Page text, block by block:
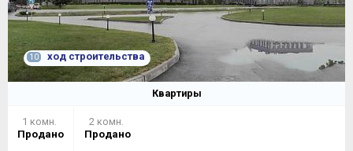
10 ход строительства
Квартиры
1 комн.
Продано
2 комн.
Продано